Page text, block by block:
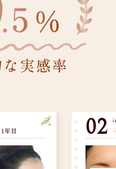
年目 02